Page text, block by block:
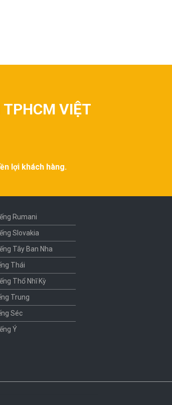
VIỆT
lợi khách hàng.
Rumani
Slovakia
Tây Ban Nha
Thái
Thổ Nhĩ Kỳ
Trung
Séc
Ý